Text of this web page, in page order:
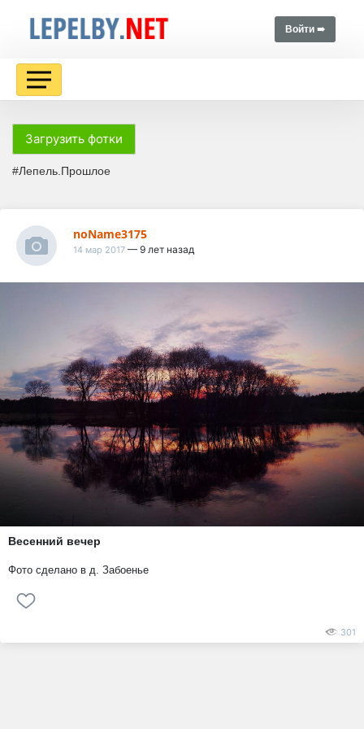
Войти ➠
Загрузить фотки
#Лепель.Прошлое
noName3175
14 мар 2017 — 9 лет назад
Весенний вечер
Фото сделано в д. Забоенье
301